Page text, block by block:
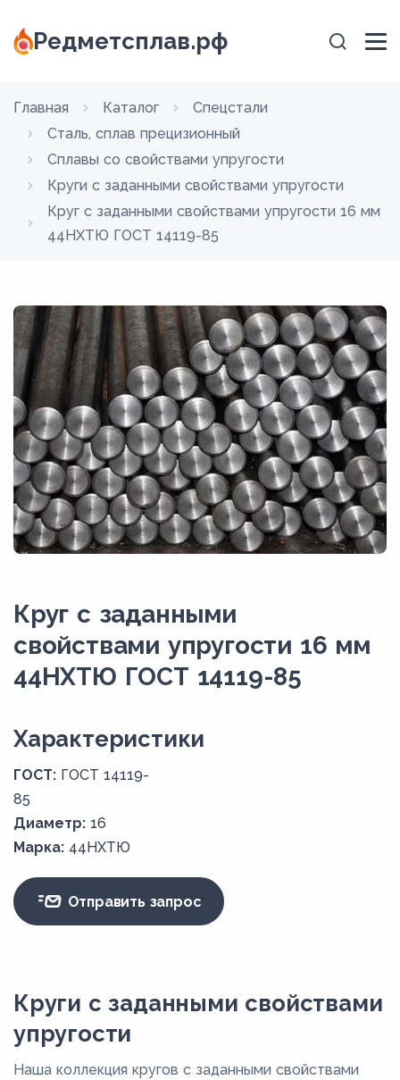
Редметсплав.рф
Главная Каталог
Спецстали
Сталь, сплав прецизионный
Сплавы со свойствами упругости
Круги с заданными свойствами упругости
Круг с заданными свойствами упругости 16 мм
44НХТЮ ГОСТ 14119-85
Круг с заданными
свойствами упругости 16 мм
44НХТЮ ГОСТ 14119-85
Xарактеристики
ГОСТ: ГОСТ 14119-
85
Диаметр: 16
Марка: 44НХТЮ
Отправить запрос
Круги с заданными свойствами
упругости
Наша коллекция кругов с заданными свойствами